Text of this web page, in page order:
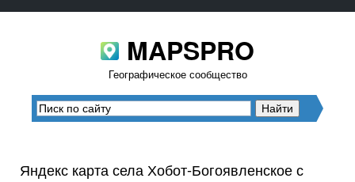
MAPSPRO
Географическое сообщество
Яндекс карта села Хобот-Богоявленское с